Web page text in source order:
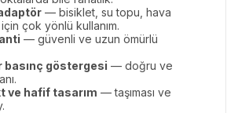
— bisiklet, su topu, hava
çok yönlü kullanım.
— güvenli ve uzun ömürlü
basınç göstergesi — doğru ve
ve hafif tasarım — taşıması ve